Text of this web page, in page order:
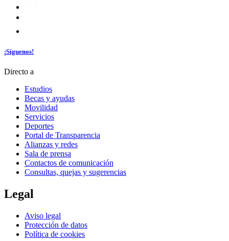
¡Síguenos!
Directo a
Estudios
Becas y ayudas
Movilidad
Servicios
Deportes
Portal de Transparencia
Alianzas y redes
Sala de prensa
Contactos de comunicación
Consultas, quejas y sugerencias
Legal
Aviso legal
Protección de datos
Política de cookies